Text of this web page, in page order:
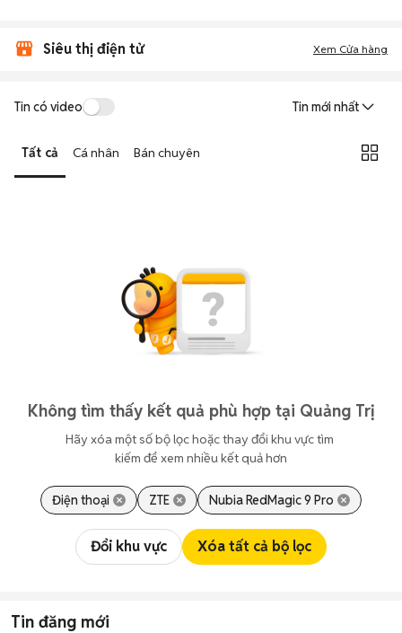
Siêu thị điện tử Xem Cửa hàng
Tin có video Tin mới nhất
Tất cả Cá nhân Bán chuyên
Không tìm thấy kết quả phù hợp tại Quảng Trị
Hãy xóa một số bộ lọc hoặc thay đổi khu vực tìm
kiếm để xem nhiều kết quả hơn
Điện thoại ZTE Nubia RedMagic 9 Pro
Đổi khu vực Xóa tất cả bộ lọc
Tin đăng mới